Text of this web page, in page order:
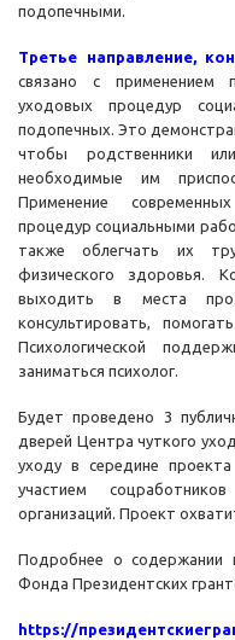
подопечными.
Третье направление,
связано с применением
уходовых процедур
подопечных. Это
чтобы родственники
необходимые им
Применение
процедур социальными
также облегчать их
физического здоровья.
выходить в места
консультировать,
Психологической
заниматься психолог.
Будет проведено 3
дверей Центра чуткого
уходу в середине
участием
организаций. Проект
Подробнее о содержании
Фонда Президентских
https://